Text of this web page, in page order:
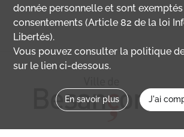
donnée personnelle et sont
consentements (Article 82 de la loi
Libertés).
Vous pouvez consulter la politique
sur le lien ci-dessous.
En savoir plus J'ai